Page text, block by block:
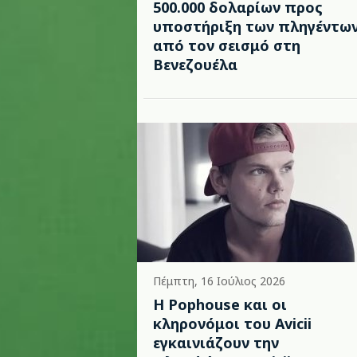
500.000 δολαρίων προς
υποστήριξη των
από τον σεισμό στη
Βενεζουέλα
Πέμπτη, 16 Ιούλιος 2026
Η Pophouse και οι
κληρονόμοι του Avicii
εγκαινιάζουν την